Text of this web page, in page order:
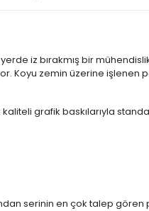
iz bırakmış bir mühendislik
zemin üzerine işlenen
grafik baskılarıyla
serinin en çok talep gören